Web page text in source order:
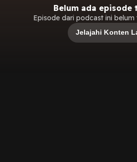
Belum ada episode
Episode dari podcast ini belum
Jelajahi Konten